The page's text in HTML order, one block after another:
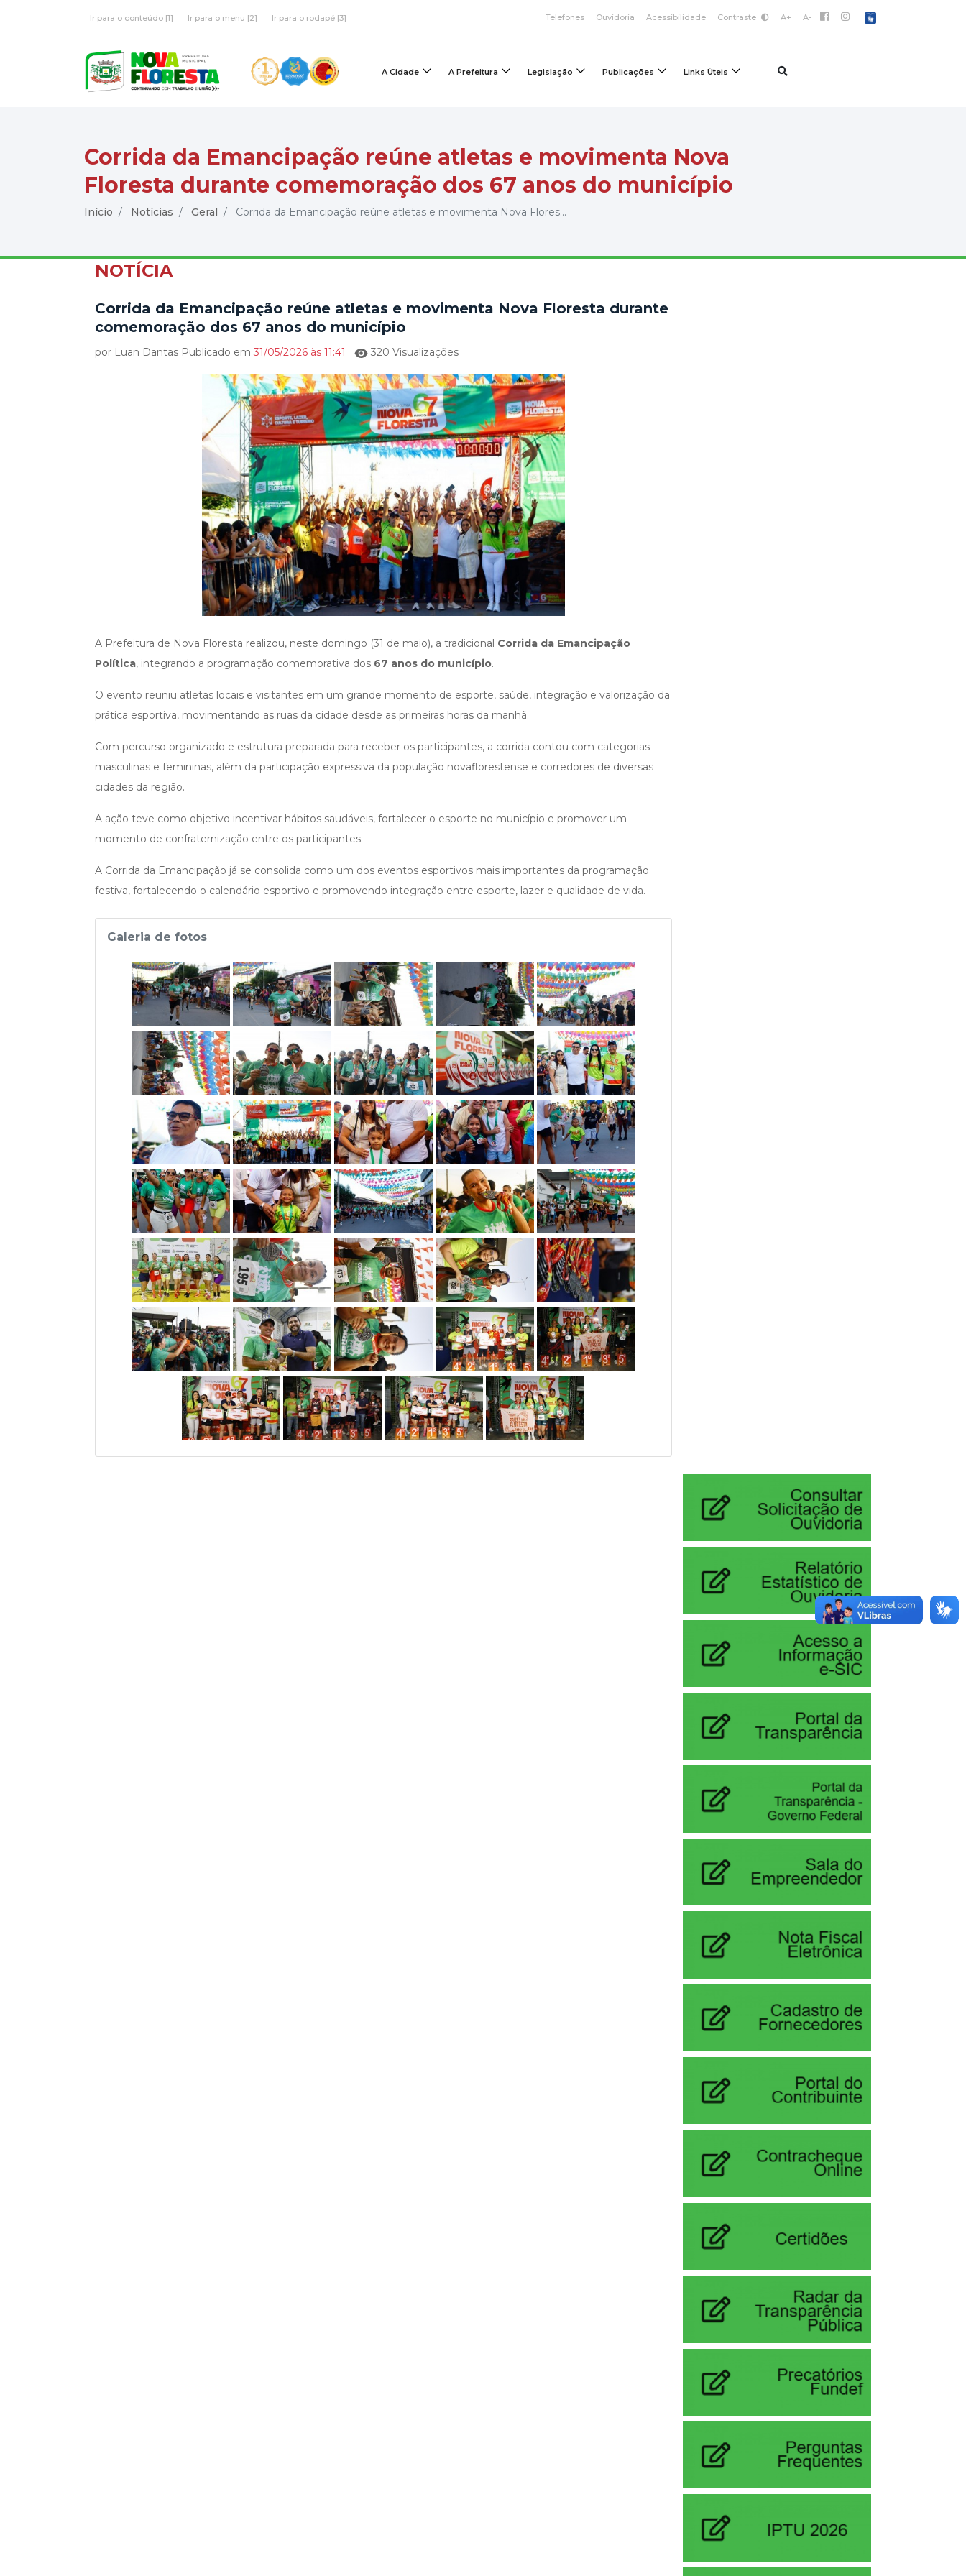
Ir para o conteúdo [1] Ir para o menu [2] Ir para o rodapé [3] Telefones Ouvidoria Acessibilidade Contraste A+ A-
A Cidade A Prefeitura Legislação Publicações Links Úteis
Corrida da Emancipação reúne atletas e movimenta Nova
Floresta durante comemoração dos 67 anos do município
Início Notícias Geral Corrida da Emancipação reúne atletas e movimenta Nova Flores...
NOTÍCIA
Corrida da Emancipação reúne atletas e movimenta Nova Floresta durante
comemoração dos 67 anos do município
por Luan Dantas Publicado em 31/05/2026 às 11:41 320 Visualizações
A Prefeitura de Nova Floresta realizou, neste domingo (31 de maio), a tradicional Corrida da Emancipação
Política, integrando a programação comemorativa dos 67 anos do município.
O evento reuniu atletas locais e visitantes em um grande momento de esporte, saúde, integração e valorização da
prática esportiva, movimentando as ruas da cidade desde as primeiras horas da manhã.
Com percurso organizado e estrutura preparada para receber os participantes, a corrida contou com categorias
masculinas e femininas, além da participação expressiva da população novaflorestense e corredores de diversas
cidades da região.
A ação teve como objetivo incentivar hábitos saudáveis, fortalecer o esporte no município e promover um
momento de confraternização entre os participantes.
A Corrida da Emancipação já se consolida como um dos eventos esportivos mais importantes da programação
festiva, fortalecendo o calendário esportivo e promovendo integração entre esporte, lazer e qualidade de vida.
Galeria de fotos